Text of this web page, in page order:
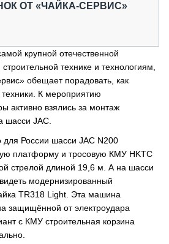
ОТ «ЧАЙКА-СЕРВИС»
крупной отечественной
технике и технологиям,
обещает порадовать, как
К мероприятию
активно взялись за монтаж
шасси JAC.
для России шасси JAC N200
платформу и тросовую КМУ HKTC
стрелой длиной 19,6 м. А на шасси
модернизированный
TR318 Light. Эта машина
защищённой от электроудара
с КМУ строительная корзина